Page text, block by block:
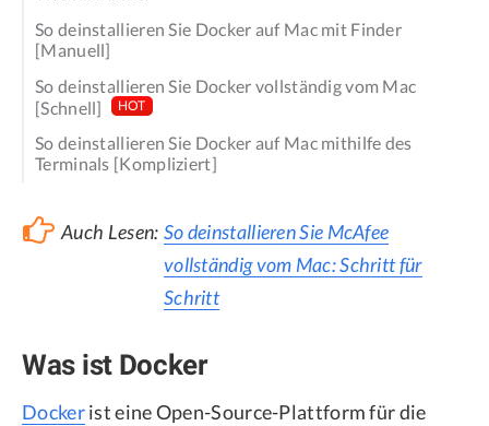
So deinstallieren Sie Docker auf Mac mit Finder
[Manuell]
So deinstallieren Sie Docker vollständig vom Mac
[Schnell]
HOT
So deinstallieren Sie Docker auf Mac mithilfe des
Terminals [Kompliziert]
Auch Lesen: So deinstallieren Sie McAfee
vollständig vom Mac: Schritt für
Schritt
Was ist Docker
Dockerist eine Open-Source-Plattform für die